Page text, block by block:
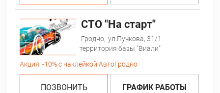
СТО "На старт"
Гродно, ул.Пучкова, 31/1
территория базы "Виали"
Акция: -10% с наклейкой АвтоГродно
ПОЗВОНИТЬ ГРАФИК РАБОТЫ